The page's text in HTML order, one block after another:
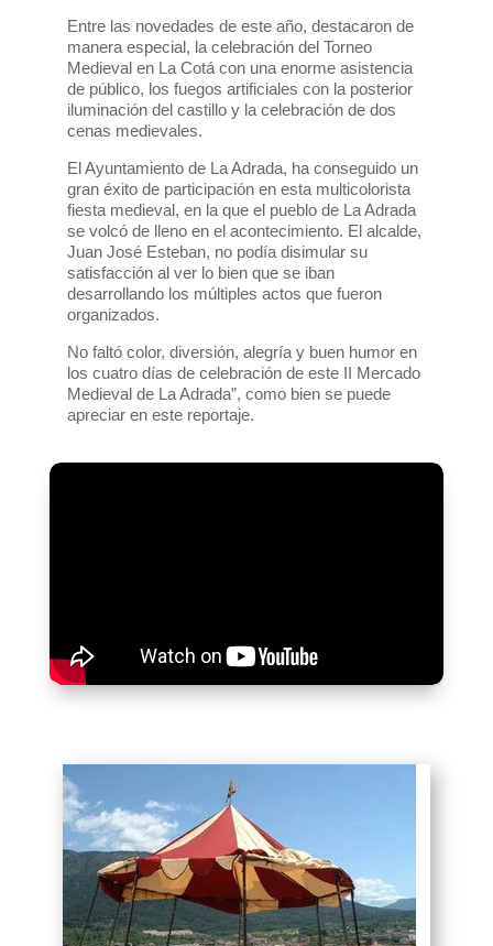
Entre las novedades de este año, destacaron de
manera especial, la celebración del Torneo
Medieval en La Cotá con una enorme asistencia
de público, los fuegos artificiales con la posterior
iluminación del castillo y la celebración de dos
cenas medievales.
El Ayuntamiento de La Adrada, ha conseguido un
gran éxito de participación en esta multicolorista
fiesta medieval, en la que el pueblo de La Adrada
se volcó de lleno en el acontecimiento. El alcalde,
Juan José Esteban, no podía disimular su
satisfacción al ver lo bien que se iban
desarrollando los múltiples actos que fueron
organizados.
No faltó color, diversión, alegría y buen humor en
los cuatro días de celebración de este II Mercado
Medieval de La Adrada”, como bien se puede
apreciar en este reportaje.